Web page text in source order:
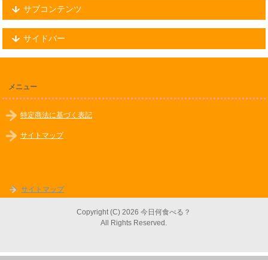
サブコンテンツ
サイドバー
メニュー
特定商法に基づく表記
サイトマップ
サイトマップ
Copyright (C) 2026 今日何食べる？
All Rights Reserved.